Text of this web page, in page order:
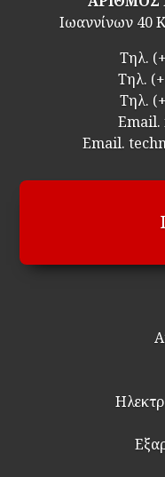
Ιωαννίνων 40
Τηλ.
Τηλ.
Τηλ.
Email.
Email.